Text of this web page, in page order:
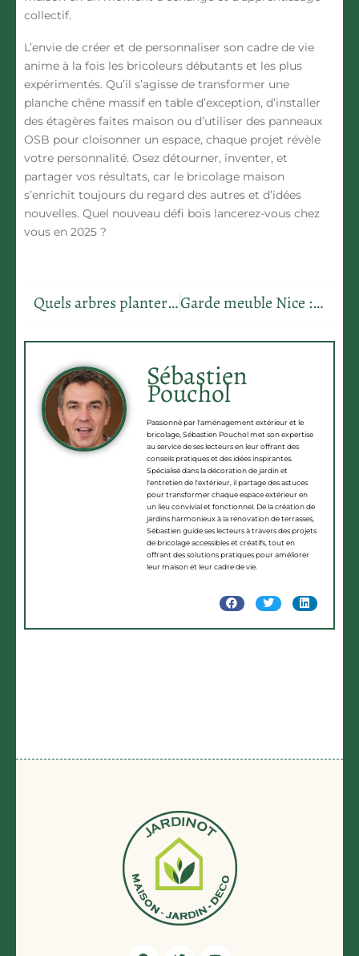
collectif.
L’envie de créer et de personnaliser son cadre de vie
anime à la fois les bricoleurs débutants et les plus
expérimentés. Qu’il s’agisse de transformer une
planche chêne massif en table d’exception, d’installer
des étagères faites maison ou d’utiliser des panneaux
OSB pour cloisonner un espace, chaque projet révèle
votre personnalité. Osez détourner, inventer, et
partager vos résultats, car le bricolage maison
s’enrichit toujours du regard des autres et d’idées
nouvelles. Quel nouveau défi bois lancerez-vous chez
vous en 2025 ?
Quels arbres planter en Charente-Maritime ? Conseils pratiques pour réussir son jardin Garde meuble Nice : les 7 critères pour choisir la meilleure solution
Sébastien
Pouchol
Passionné par l'aménagement extérieur et le
bricolage, Sébastien Pouchol met son expertise
au service de ses lecteurs en leur offrant des
conseils pratiques et des idées inspirantes.
Spécialisé dans la décoration de jardin et
l'entretien de l'extérieur, il partage des astuces
pour transformer chaque espace extérieur en
un lieu convivial et fonctionnel. De la création de
jardins harmonieux à la rénovation de terrasses,
Sébastien guide ses lecteurs à travers des projets
de bricolage accessibles et créatifs, tout en
offrant des solutions pratiques pour améliorer
leur maison et leur cadre de vie.